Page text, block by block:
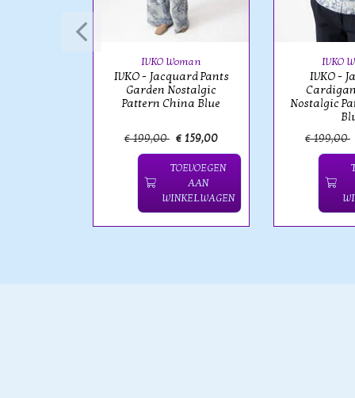
IVKO Woman
IVKO - Jacquard Pants
Garden Nostalgic
Pattern China Blue
€ 199,00 € 159,00
TOEVOEGEN
AAN
WINKELWAGEN
IVKO
IVKO -
Nostalgic
€ 199,00